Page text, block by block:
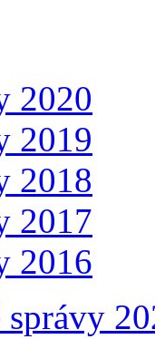
2020
2019
2018
2017
2016